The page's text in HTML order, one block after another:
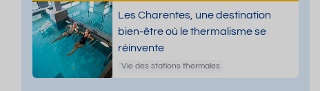
Les Charentes, une destination
bien-être où le thermalisme se
réinvente
Vie des stations thermales